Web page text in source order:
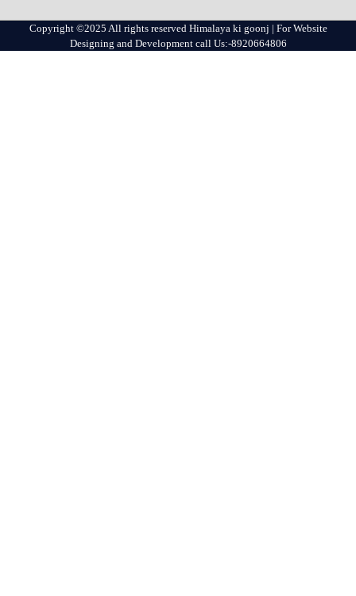
Copyright ©2025 All rights reserved Himalaya ki goonj | For Website
Designing and Development call Us:-8920664806